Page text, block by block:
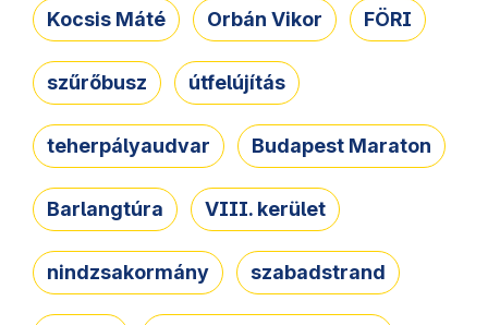
Kocsis Máté Orbán Vikor FÖRI
szűrőbusz útfelújítás
teherpályaudvar Budapest Maraton
Barlangtúra VIII. kerület
nindzsakormány szabadstrand